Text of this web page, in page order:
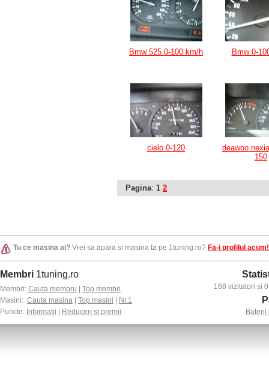
Bmw 525 0-100 km/h Bmw 0-
cielo 0-120
deawoo
150
Pagina: 1 2
Tu ce masina ai? Vrei sa apara si masina ta pe 1tuning.ro? Fa-i profilul acum!
Membri 1tuning.ro
Membri: Cauta membru
Top membri
Masini: Cauta masina Top masini
Nr.1
Puncte: Informatii Reduceri si premii
168 vizitatori si